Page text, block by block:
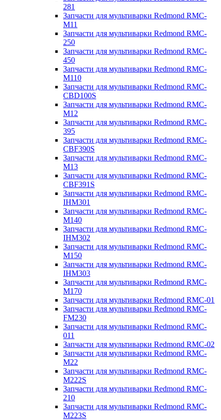
281
Запчасти для мультиварки Redmond RMC-
M11
Запчасти для мультиварки Redmond RMC-
250
Запчасти для мультиварки Redmond RMC-
450
Запчасти для мультиварки Redmond RMC-
M110
Запчасти для мультиварки Redmond RMC-
CBD100S
Запчасти для мультиварки Redmond RMC-
M12
Запчасти для мультиварки Redmond RMC-
395
Запчасти для мультиварки Redmond RMC-
CBF390S
Запчасти для мультиварки Redmond RMC-
M13
Запчасти для мультиварки Redmond RMC-
CBF391S
Запчасти для мультиварки Redmond RMC-
IHM301
Запчасти для мультиварки Redmond RMC-
M140
Запчасти для мультиварки Redmond RMC-
IHM302
Запчасти для мультиварки Redmond RMC-
M150
Запчасти для мультиварки Redmond RMC-
IHM303
Запчасти для мультиварки Redmond RMC-
M170
Запчасти для мультиварки Redmond RMC-01
Запчасти для мультиварки Redmond RMC-
FM230
Запчасти для мультиварки Redmond RMC-
011
Запчасти для мультиварки Redmond RMC-02
Запчасти для мультиварки Redmond RMC-
M22
Запчасти для мультиварки Redmond RMC-
M222S
Запчасти для мультиварки Redmond RMC-
210
Запчасти для мультиварки Redmond RMC-
M223S